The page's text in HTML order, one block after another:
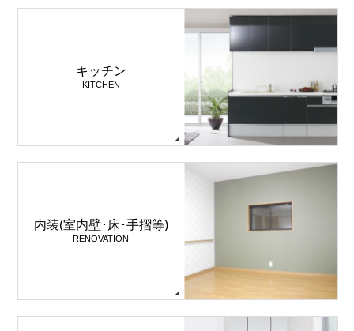
キッチン
KITCHEN
内装(室内壁･床･手摺等)
RENOVATION